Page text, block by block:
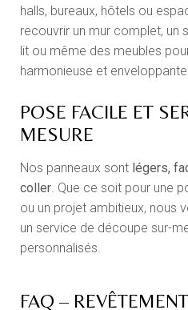
halls, bureaux, hôtels ou
recouvrir un mur complet, un
lit ou même des meubles
harmonieuse et
POSE FACILE ET
MESURE
Nos panneaux sont légers,
coller. Que ce soit pour une
ou un projet ambitieux, nous
un service de découpe sur-
personnalisés.
FAQ –